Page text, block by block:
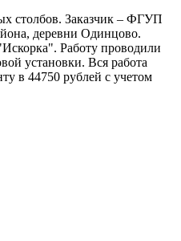
столбов. Заказчик – ФГУП
деревни Одинцово.
Работу проводили
установки. Вся работа
в 44750 рублей с учетом